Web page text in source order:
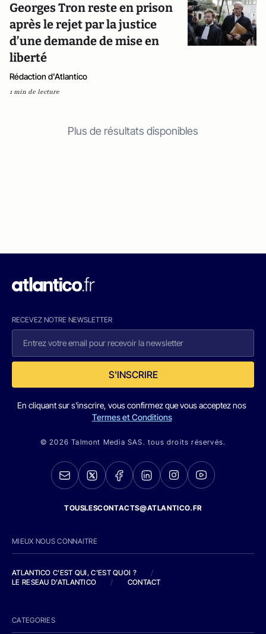
Georges Tron reste en prison
après le rejet par la justice
d’une demande de mise en
liberté
Rédaction d'Atlantico
1 min de lecture
Plus de résultats disponibles
RECEVEZ NOTRE NEWSLETTER
S'INSCRIRE
En cliquant sur s'inscrire, vous confirmez que vous acceptez nos
Termes et Conditions
© 2026 Talmont Media SAS. tous droits réservés.
TOUSLESCONTACTS@ATLANTICO.FR
MIEUX NOUS CONNAITRE
ATLANTICO C'EST QUI, C'EST QUOI ?
/
LE RESEAU D'ATLANTICO
/ CONTACT
CATEGORIES